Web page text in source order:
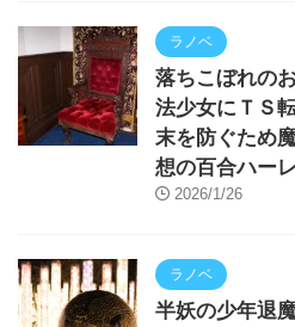
ラノベ
落ちこぼれの
法少女にＴＳ
末を防ぐため
想の百合ハー
2026/1/26
ラノベ
半妖の少年退